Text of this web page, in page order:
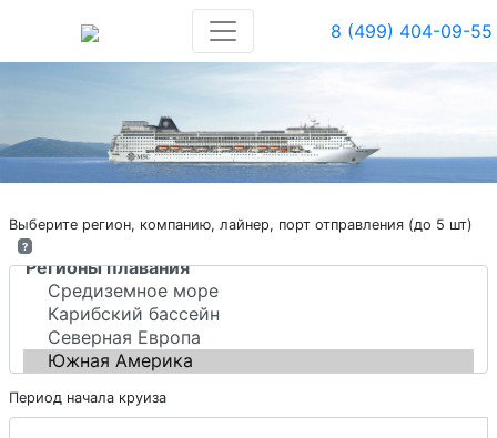
8 (499) 404-09-55
Выберите регион, компанию, лайнер, порт отправления (до 5 шт)
?
Период начала круиза